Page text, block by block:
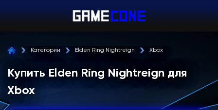
Категории Elden Ring Nightreign Xbox
Купить Elden Ring Nightreign для
Xbox